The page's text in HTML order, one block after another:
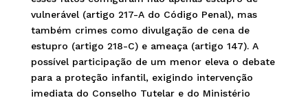
vulnerável (artigo 217-A do Código Penal), mas
também crimes como divulgação de cena de
estupro (artigo 218-C) e ameaça (artigo 147). A
possível participação de um menor eleva o debate
para a proteção infantil, exigindo intervenção
imediata do Conselho Tutelar e do Ministério